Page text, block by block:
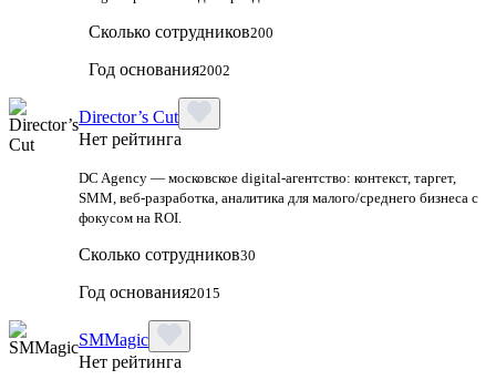
Сколько сотрудников200
Год основания2002
Director’s Cut
Нет рейтинга
DC Agency — московское digital-агентство: контекст, таргет,
SMM, веб-разработка, аналитика для малого/среднего бизнеса с
фокусом на ROI.
Сколько сотрудников30
Год основания2015
SMMagic
Нет рейтинга